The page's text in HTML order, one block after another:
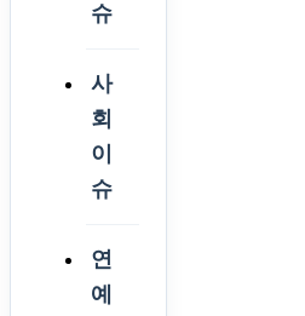
슈
사
회
이
슈
연
예